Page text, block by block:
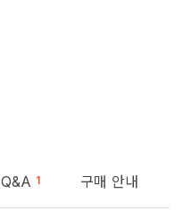
Q&A 1 구매 안내